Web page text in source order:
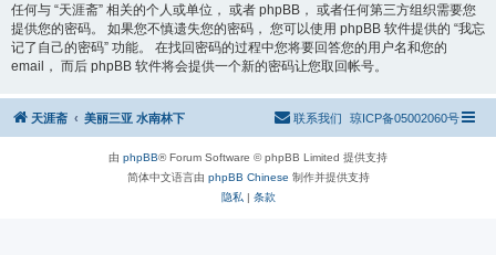
任何与 “天涯斋” 相关的个人或单位， 或者 phpBB， 或者任何第三方组织需要您
提供您的密码。 如果您不慎遗失您的密码， 您可以使用 phpBB 软件提供的 “我忘
记了自己的密码” 功能。 在找回密码的过程中您将要回答您的用户名和您的
email， 而后 phpBB 软件将会提供一个新的密码让您取回帐号。
天涯斋 美丽三亚 水南林下 琼ICP备05002060号
联系我们
由 phpBB® Forum Software © phpBB Limited 提供支持
简体中文语言由 phpBB Chinese 制作并提供支持
隐私 | 条款